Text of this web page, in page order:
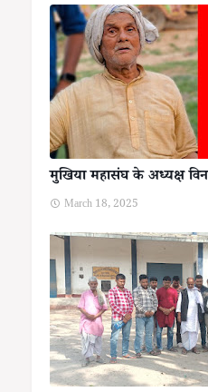
मुखिया महासंघ के अध्यक्ष
March 18, 2025